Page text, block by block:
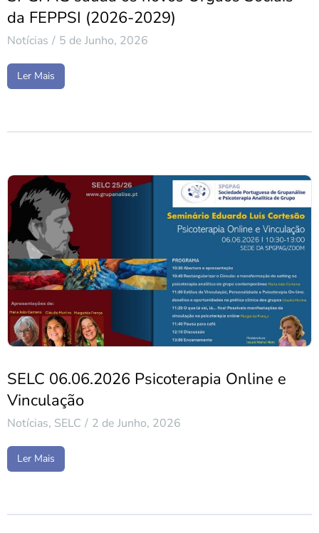
da FEPPSI (2026-2029)
Notícias 5 de Junho, 2026
Ler Mais
SELC 06.06.2026 Psicoterapia Online e
Vinculação
Notícias, SELC 2 de Junho, 2026
Ler Mais